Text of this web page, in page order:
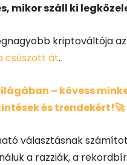
mikor száll ki
kriptováltója
csúszott át.
– kövess
és trendekért!🚀
választásnak
a razziák, a